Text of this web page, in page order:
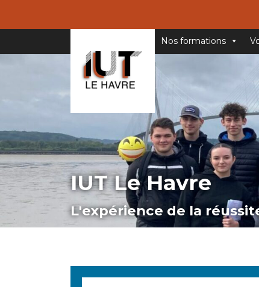
Nos formations
IUT Le Havre
L'expérience de la